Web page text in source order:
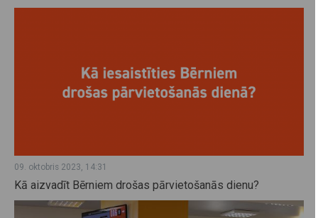
09. oktobris 2023, 14:31
Kā aizvadīt Bērniem drošas pārvietošanās dienu?